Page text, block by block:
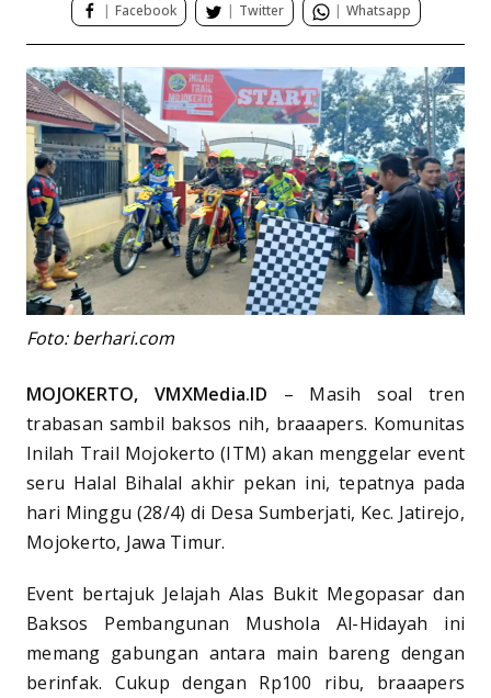
| Facebook | Twitter | Whatsapp
Foto: berhari.com
MOJOKERTO, VMXMedia.ID – Masih soal tren
trabasan sambil baksos nih, braaapers. Komunitas
Inilah Trail Mojokerto (ITM) akan menggelar event
seru Halal Bihalal akhir pekan ini, tepatnya pada
hari Minggu (28/4) di Desa Sumberjati, Kec. Jatirejo,
Mojokerto, Jawa Timur.
Event bertajuk Jelajah Alas Bukit Megopasar dan
Baksos Pembangunan Mushola Al-Hidayah ini
memang gabungan antara main bareng dengan
berinfak. Cukup dengan Rp100 ribu, braaapers